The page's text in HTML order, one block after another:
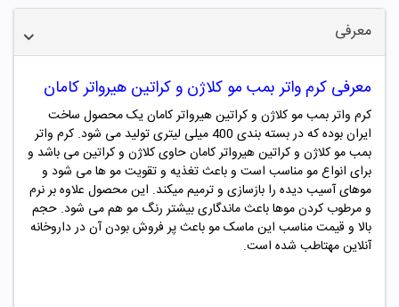
معرفی
معرفی کرم واتر بمب مو کلاژن و کراتین هیرواتر کامان
کرم واتر بمب مو کلاژن و کراتین هیرواتر کامان یک محصول ساخت
ایران بوده که در بسته بندی 400 میلی لیتری تولید می شود.
کرم واتر
بمب مو کلاژن و کراتین هیرواتر کامان حاوی کلاژن و کراتین می باشد و
برای انواع مو مناسب است و باعث تغذیه و تقویت مو ها می شود و
موهای آسیب دیده را بازسازی و ترمیم میکند. این محصول علاوه بر نرم
و مرطوب کردن موها باعث ماندگاری بیشتر رنگ مو هم می شود. حجم
بالا و قیمت مناسب این ماسک مو باعث پر فروش بودن آن در داروخانه
آنلاین مهتاطب شده است.